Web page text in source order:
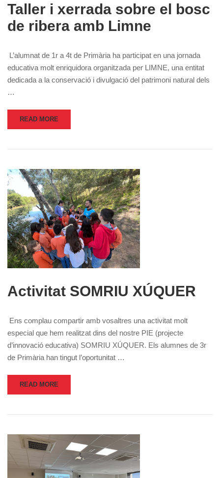
Taller i xerrada sobre el bosc
de ribera amb Limne
L’alumnat de 1r a 4t de Primària ha participat en una jornada
educativa molt enriquidora organitzada per LIMNE, una entitat
dedicada a la conservació i divulgació del patrimoni natural dels
…
READ MORE
Activitat SOMRIU XÚQUER
Ens complau compartir amb vosaltres una activitat molt
especial que hem realitzat dins del nostre PIE (projecte
d’innovació educativa) SOMRIU XÚQUER. Els alumnes de 3r
de Primària han tingut l’oportunitat …
READ MORE